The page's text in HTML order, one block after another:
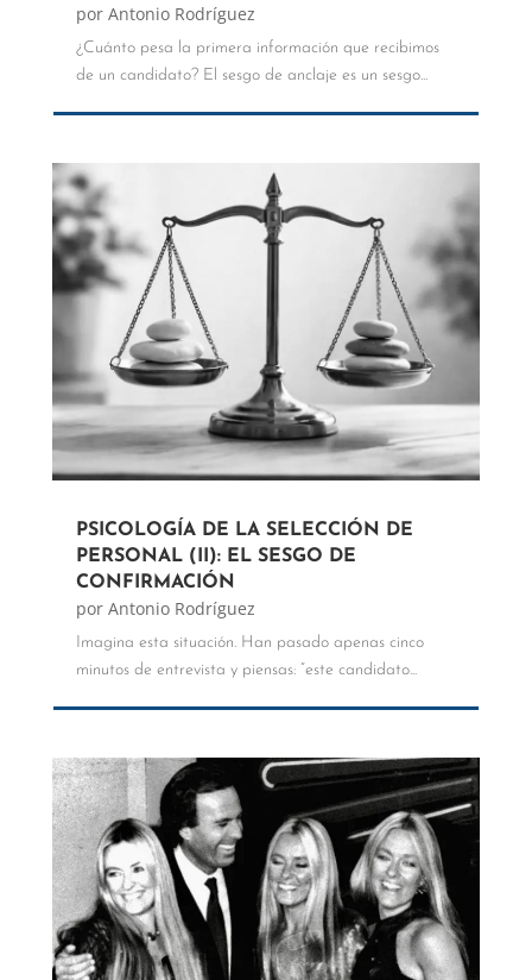
por Antonio Rodríguez
¿Cuánto pesa la primera información que recibimos
de un candidato? El sesgo de anclaje es un sesgo...
PSICOLOGÍA DE LA SELECCIÓN DE
PERSONAL (II): EL SESGO DE
CONFIRMACIÓN
por Antonio Rodríguez
Imagina esta situación. Han pasado apenas cinco
minutos de entrevista y piensas: “este candidato...